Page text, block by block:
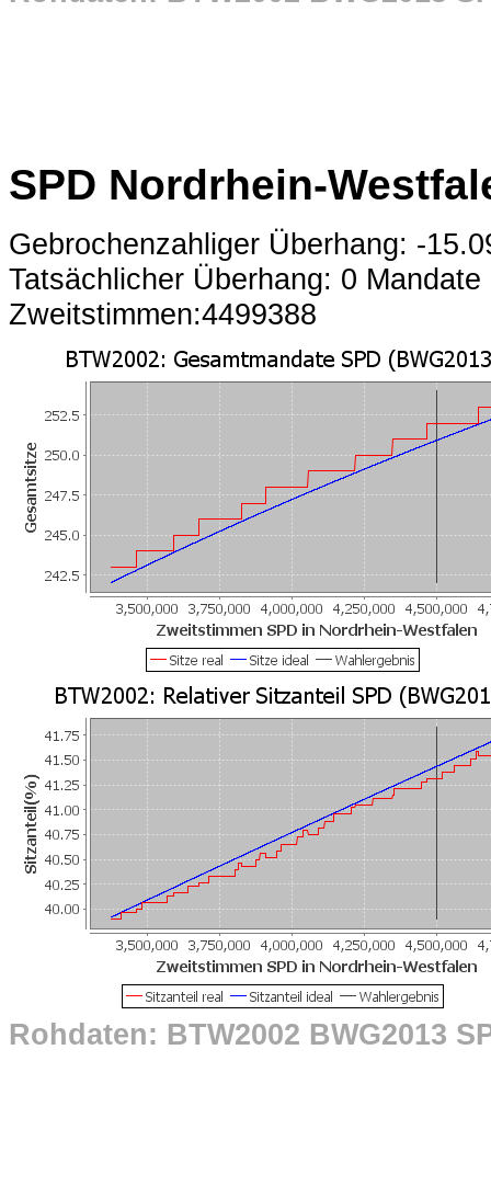
SPD Nordrhein-
Gebrochenzahliger Überhang: -
Tatsächlicher Überhang: 0 Mandate
Zweitstimmen:4499388
Rohdaten: BTW2002 BWG2013